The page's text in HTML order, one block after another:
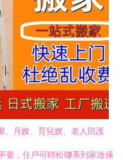
、月嫂、育兒嫂、老人陪護
臺，住戶可輕松聯系到家政保